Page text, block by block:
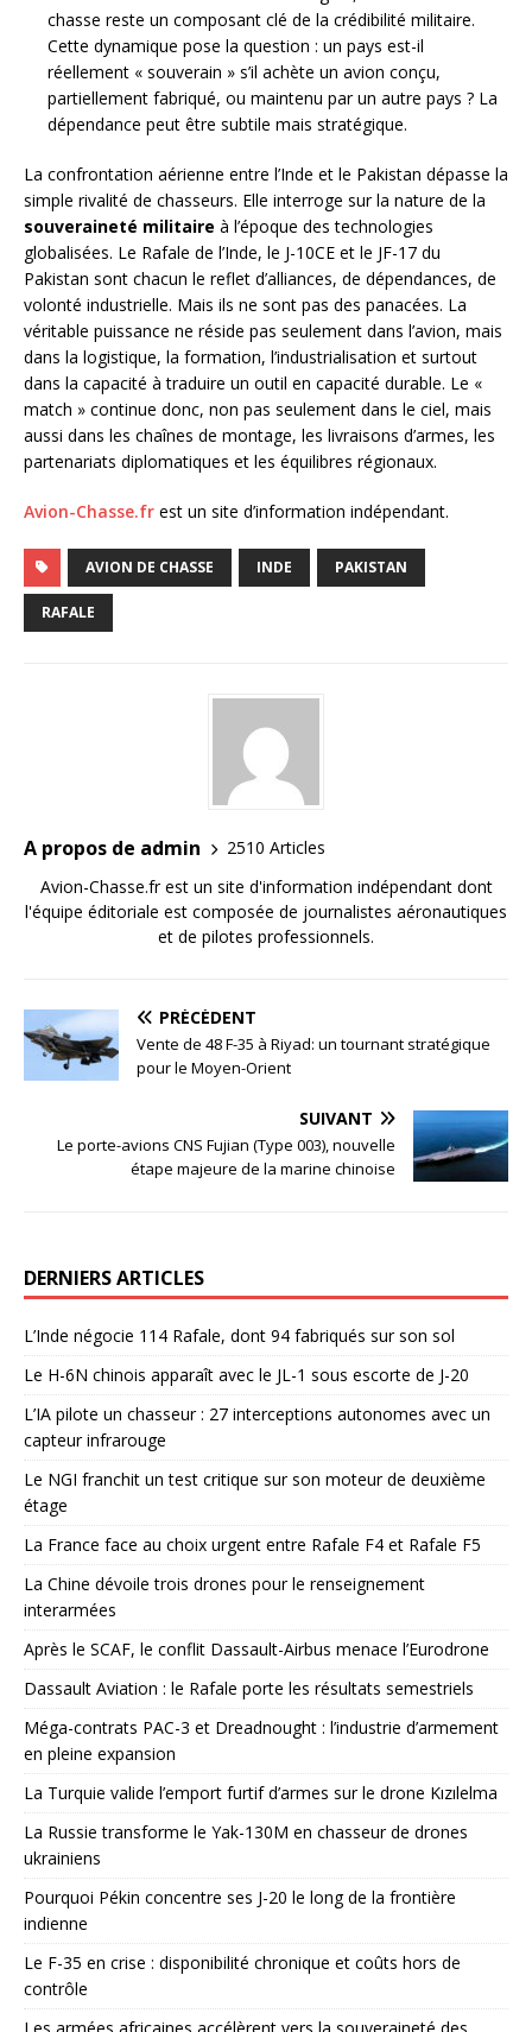
chasse reste un composant clé de la crédibilité militaire.
Cette dynamique pose la question : un pays est-il
réellement « souverain » s’il achète un avion conçu,
partiellement fabriqué, ou maintenu par un autre pays ? La
dépendance peut être subtile mais stratégique.
La confrontation aérienne entre l’Inde et le Pakistan dépasse la
simple rivalité de chasseurs. Elle interroge sur la nature de la
souveraineté militaire à l’époque des technologies
globalisées. Le Rafale de l’Inde, le J-10CE et le JF-17 du
Pakistan sont chacun le reflet d’alliances, de dépendances, de
volonté industrielle. Mais ils ne sont pas des panacées. La
véritable puissance ne réside pas seulement dans l’avion, mais
dans la logistique, la formation, l’industrialisation et surtout
dans la capacité à traduire un outil en capacité durable. Le «
match » continue donc, non pas seulement dans le ciel, mais
aussi dans les chaînes de montage, les livraisons d’armes, les
partenariats diplomatiques et les équilibres régionaux.
Avion-Chasse.fr est un site d’information indépendant.
AVION DE CHASSE INDE PAKISTAN
RAFALE
A propos de admin
2510 Articles
Avion-Chasse.fr est un site d'information indépendant dont
l'équipe éditoriale est composée de journalistes aéronautiques
et de pilotes professionnels.
PRÉCÉDENT
Vente de 48 F-35 à Riyad: un tournant stratégique
pour le Moyen-Orient
SUIVANT
Le porte-avions CNS Fujian (Type 003), nouvelle
étape majeure de la marine chinoise
DERNIERS ARTICLES
L’Inde négocie 114 Rafale, dont 94 fabriqués sur son sol
Le H-6N chinois apparaît avec le JL-1 sous escorte de J-20
L’IA pilote un chasseur : 27 interceptions autonomes avec un
capteur infrarouge
Le NGI franchit un test critique sur son moteur de deuxième
étage
La France face au choix urgent entre Rafale F4 et Rafale F5
La Chine dévoile trois drones pour le renseignement
interarmées
Après le SCAF, le conflit Dassault-Airbus menace l’Eurodrone
Dassault Aviation : le Rafale porte les résultats semestriels
Méga-contrats PAC-3 et Dreadnought : l’industrie d’armement
en pleine expansion
La Turquie valide l’emport furtif d’armes sur le drone Kızılelma
La Russie transforme le Yak-130M en chasseur de drones
ukrainiens
Pourquoi Pékin concentre ses J-20 le long de la frontière
indienne
Le F-35 en crise : disponibilité chronique et coûts hors de
contrôle
Les armées africaines accélèrent vers la souveraineté des